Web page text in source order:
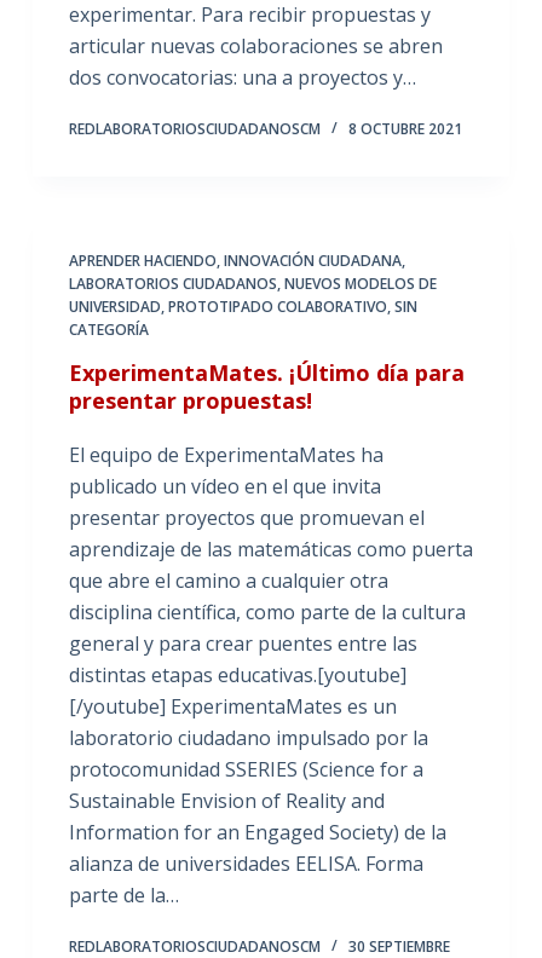
experimentar. Para recibir propuestas y
articular nuevas colaboraciones se abren
dos convocatorias: una a proyectos y…
REDLABORATORIOSCIUDADANOSCM 8 OCTUBRE 2021
APRENDER HACIENDO,INNOVACIÓN CIUDADANA,
LABORATORIOS CIUDADANOS,NUEVOS MODELOS DE
UNIVERSIDAD,PROTOTIPADO COLABORATIVO,SIN
CATEGORÍA
ExperimentaMates. ¡Último día para
presentar propuestas!
El equipo de ExperimentaMates ha
publicado un vídeo en el que invita
presentar proyectos que promuevan el
aprendizaje de las matemáticas como puerta
que abre el camino a cualquier otra
disciplina científica, como parte de la cultura
general y para crear puentes entre las
distintas etapas educativas.[youtube]
[/youtube] ExperimentaMates es un
laboratorio ciudadano impulsado por la
protocomunidad SSERIES (Science for a
Sustainable Envision of Reality and
Information for an Engaged Society) de la
alianza de universidades EELISA. Forma
parte de la…
REDLABORATORIOSCIUDADANOSCM
30 SEPTIEMBRE